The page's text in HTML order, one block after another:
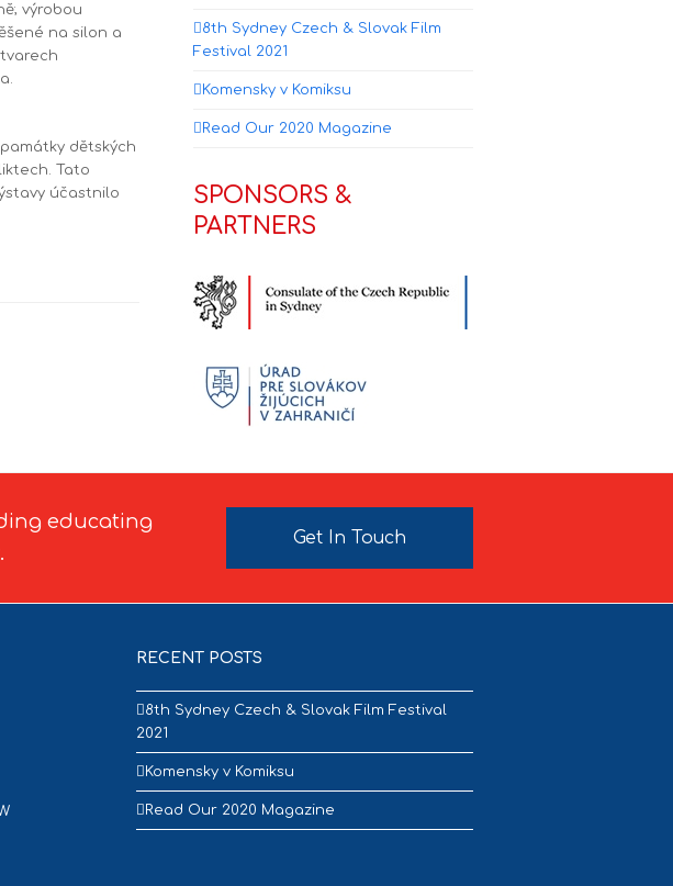
výrobou
na silon a
dětských
Tato
účastnilo
8th Sydney Czech & Slovak Film
Festival 2021
Komensky v Komiksu
Read Our 2020 Magazine
SPONSORS &
PARTNERS
educating
Get In Touch
RECENT POSTS
8th Sydney Czech & Slovak Film Festival
2021
Komensky v Komiksu
Read Our 2020 Magazine